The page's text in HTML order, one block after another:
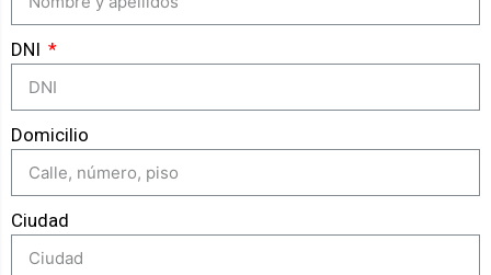
DNI
Domicilio
Ciudad